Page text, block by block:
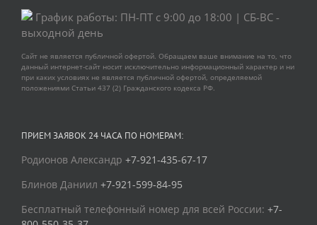
График работы: ПН-ПТ с 9:00 до 18:00 | СБ-ВС -
выходной день
Сайт не является публичной офертой. Обращаем ваше внимание на то, что
данный интернет-сайт носит исключительно информационный характер и ни
при каких условиях не является публичной офертой, определяемой
положениями Статьи 437 (2) Гражданского кодекса РФ.
ПРИЕМ ЗАЯВОК 24 ЧАСА ПО НОМЕРАМ:
Родионов Александр +7-921-435-67-17
Блинов Даниил +7-921-599-84-95
Бесплатный телефонный номер для всей России: +7-